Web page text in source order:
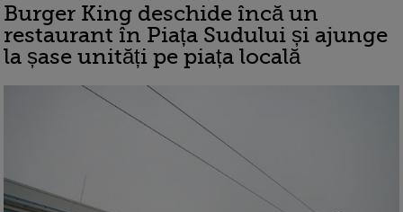
Burger King deschide încă un
restaurant în Piața Sudului și ajunge
la șase unități pe piața locală